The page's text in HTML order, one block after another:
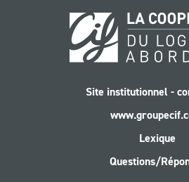
Site institutionnel -
Lexique
Questions/